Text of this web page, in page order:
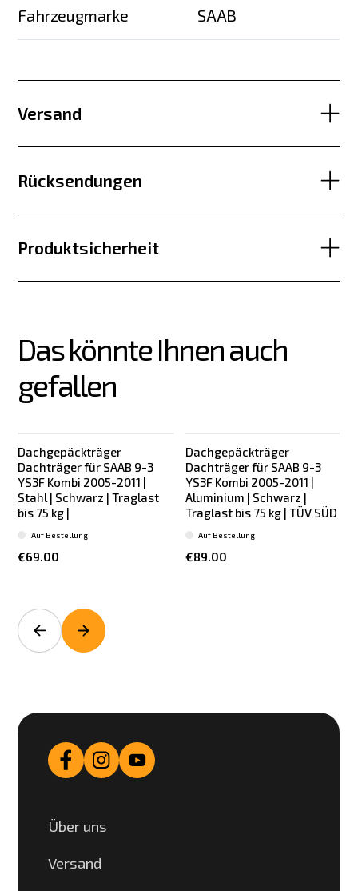
Fahrzeugmarke SAAB
Versand
Rücksendungen
Produktsicherheit
Das könnte Ihnen auch
gefallen
Dachgepäckträger
Dachträger für SAAB 9-3
YS3F Kombi 2005-2011 |
Stahl | Schwarz | Traglast
bis 75 kg |
€69.00
Auf Bestellung
Dachgepäckträger
Dachträger für SAAB 9-3
YS3F Kombi 2005-2011 |
Aluminium | Schwarz |
Traglast bis 75 kg | TÜV SÜD
€89.00
Auf Bestellung
Über uns
Versand